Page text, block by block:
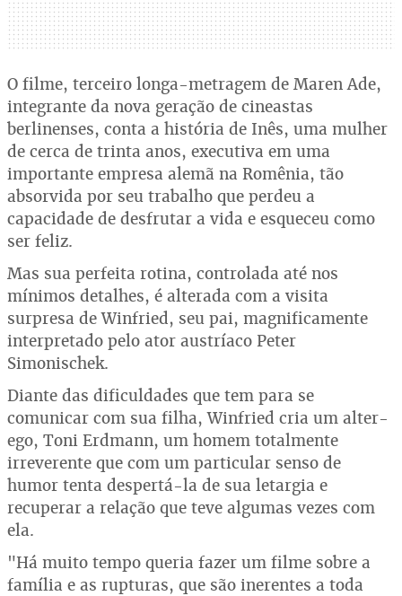
O filme, terceiro longa-metragem de Maren Ade,
integrante da nova geração de cineastas
berlinenses, conta a história de Inês, uma mulher
de cerca de trinta anos, executiva em uma
importante empresa alemã na Romênia, tão
absorvida por seu trabalho que perdeu a
capacidade de desfrutar a vida e esqueceu como
ser feliz.
Mas sua perfeita rotina, controlada até nos
mínimos detalhes, é alterada com a visita
surpresa de Winfried, seu pai, magnificamente
interpretado pelo ator austríaco Peter
Simonischek.
Diante das dificuldades que tem para se
comunicar com sua filha, Winfried cria um alter-
ego, Toni Erdmann, um homem totalmente
irreverente que com um particular senso de
humor tenta despertá-la de sua letargia e
recuperar a relação que teve algumas vezes com
ela.
"Há muito tempo queria fazer um filme sobre a
família e as rupturas, que são inerentes a toda